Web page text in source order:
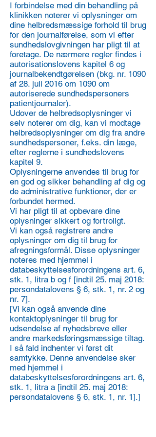
I forbindelse med din behandling på
klinikken noterer vi oplysninger om
dine helbredsmæssige forhold til brug
for den journalførelse, som vi efter
sundhedslovgivningen har pligt til at
foretage. De nærmere regler findes i
autorisationslovens kapitel 6 og
journalbekendtgørelsen (bkg. nr. 1090
af 28. juli 2016 om 1090 om
autoriserede sundhedspersoners
patientjournaler).
Udover de helbredsoplysninger vi
selv noterer om dig, kan vi modtage
helbredsoplysninger om dig fra andre
sundhedspersoner, f.eks. din læge,
efter reglerne i sundhedslovens
kapitel 9.
Oplysningerne anvendes til brug for
en god og sikker behandling af dig og
de administrative funktioner, der er
forbundet hermed.
Vi har pligt til at opbevare dine
oplysninger sikkert og fortroligt.
Vi kan også registrere andre
oplysninger om dig til brug for
afregningsformål. Disse oplysninger
noteres med hjemmel i
databeskyttelsesforordningens art. 6,
stk. 1, litra b og f [indtil 25. maj 2018:
persondatalovens § 6, stk. 1, nr. 2 og
nr. 7].
[Vi kan også anvende dine
kontaktoplysninger til brug for
udsendelse af nyhedsbreve eller
andre markedsføringsmæssige tiltag.
I så fald indhenter vi først dit
samtykke. Denne anvendelse sker
med hjemmel i
databeskyttelsesforordningens art. 6,
stk. 1, litra a [indtil 25. maj 2018:
persondatalovens § 6, stk. 1, nr. 1].]